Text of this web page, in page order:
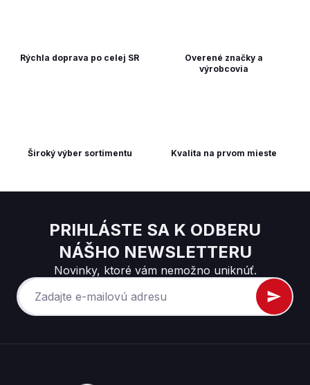
Kvalita na prvom mieste
Overené značky a
výrobcovia
Rýchla doprava po celej SR
Široký výber sortimentu
PRIHLÁSTE SA K ODBERU
NÁŠHO NEWSLETTERU
Novinky, ktoré vám nemožno uniknúť.